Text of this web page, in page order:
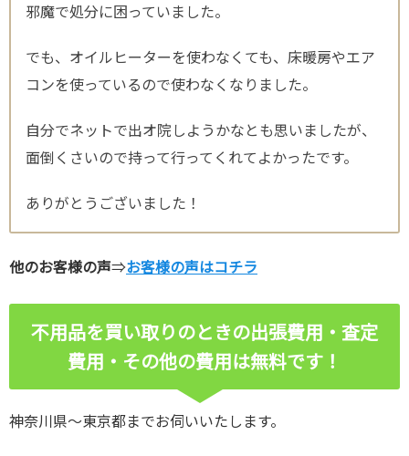
邪魔で処分に困っていました。
でも、オイルヒーターを使わなくても、床暖房やエア
コンを使っているので使わなくなりました。
自分でネットで出オ院しようかなとも思いましたが、
面倒くさいので持って行ってくれてよかったです。
ありがとうございました！
他のお客様の声⇒お客様の声はコチラ
不用品を買い取りのときの出張費用・査定
費用・その他の費用は無料です！
神奈川県～東京都までお伺いいたします。